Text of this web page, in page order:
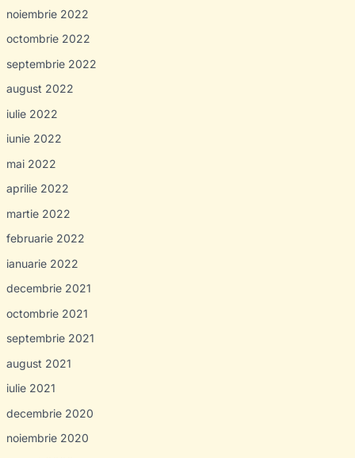
noiembrie 2022
octombrie 2022
septembrie 2022
august 2022
iulie 2022
iunie 2022
mai 2022
aprilie 2022
martie 2022
februarie 2022
ianuarie 2022
decembrie 2021
octombrie 2021
septembrie 2021
august 2021
iulie 2021
decembrie 2020
noiembrie 2020